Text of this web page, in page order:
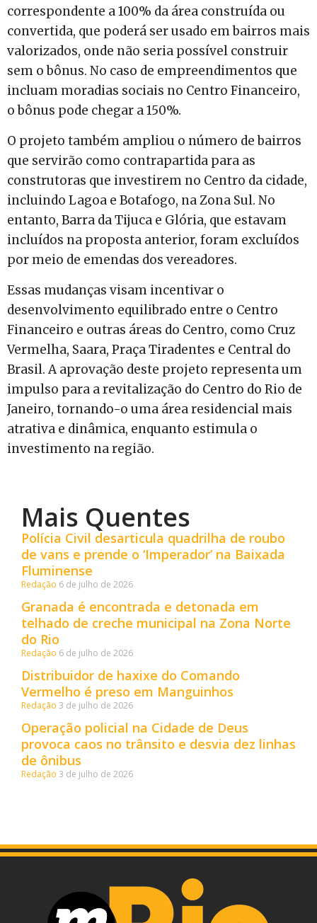
correspondente a 100% da área construída ou
convertida, que poderá ser usado em bairros mais
valorizados, onde não seria possível construir
sem o bônus. No caso de empreendimentos que
incluam moradias sociais no Centro Financeiro,
o bônus pode chegar a 150%.
O projeto também ampliou o número de bairros
que servirão como contrapartida para as
construtoras que investirem no Centro da cidade,
incluindo Lagoa e Botafogo, na Zona Sul. No
entanto, Barra da Tijuca e Glória, que estavam
incluídos na proposta anterior, foram excluídos
por meio de emendas dos vereadores.
Essas mudanças visam incentivar o
desenvolvimento equilibrado entre o Centro
Financeiro e outras áreas do Centro, como Cruz
Vermelha, Saara, Praça Tiradentes e Central do
Brasil. A aprovação deste projeto representa um
impulso para a revitalização do Centro do Rio de
Janeiro, tornando-o uma área residencial mais
atrativa e dinâmica, enquanto estimula o
investimento na região.
Mais Quentes
Polícia Civil desarticula quadrilha de roubo
de vans e prende o ‘Imperador’ na Baixada
Fluminense
Redação 6 de julho de 2026
Granada é encontrada e detonada em
telhado de creche municipal na Zona Norte
do Rio
Redação 6 de julho de 2026
Distribuidor de haxixe do Comando
Vermelho é preso em Manguinhos
Redação 3 de julho de 2026
Operação policial na Cidade de Deus
provoca caos no trânsito e desvia dez linhas
de ônibus
Redação 3 de julho de 2026